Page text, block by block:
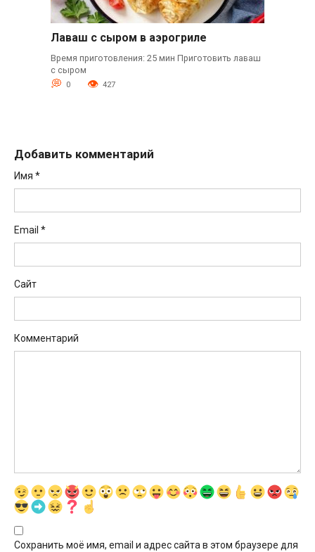
Лаваш с сыром в аэрогриле
Время приготовления: 25 мин Приготовить лаваш
с сыром
0 427
Добавить комментарий
Имя *
Email *
Сайт
Комментарий
Сохранить моё имя, email и адрес сайта в этом браузере для